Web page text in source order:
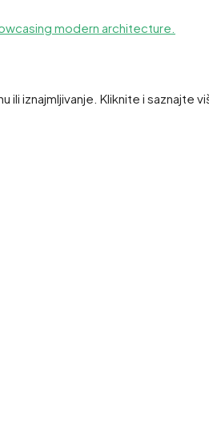
iznajmljivanje. Kliknite i saznajte